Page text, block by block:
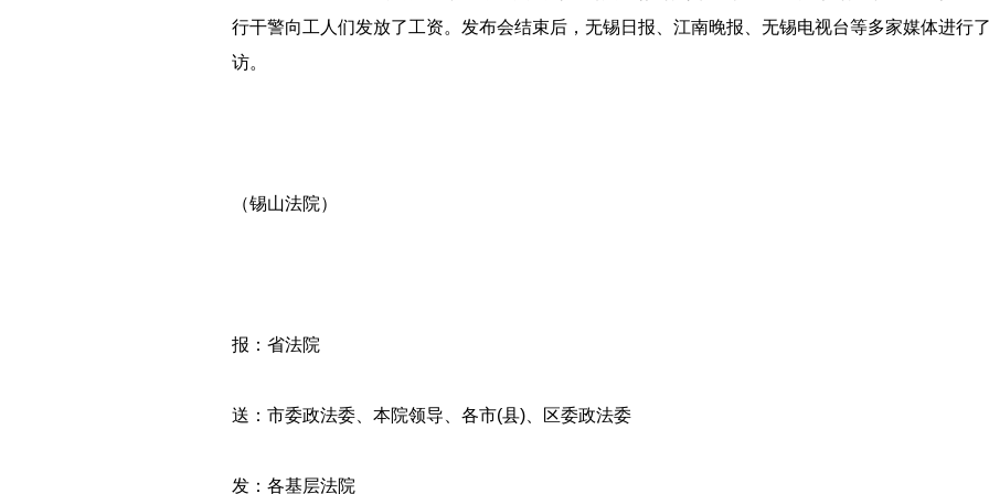
行干警向工人们发放了工资。发布会结束后，无锡日报、江南晚报、无锡电视台等多家媒体进行
访。
（锡山法院）
报：省法院
送：市委政法委、本院领导、各市(县)、区委政法委
发：各基层法院